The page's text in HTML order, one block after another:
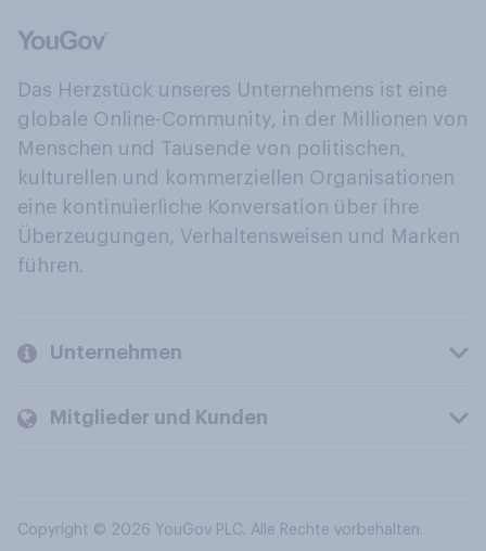
Das Herzstück unseres Unternehmens ist eine
globale Online-Community, in der Millionen von
Menschen und Tausende von politischen,
kulturellen und kommerziellen Organisationen
eine kontinuierliche Konversation über ihre
Überzeugungen, Verhaltensweisen und Marken
führen.
Unternehmen
Mitglieder und Kunden
Copyright © 2026 YouGov PLC. Alle Rechte vorbehalten.